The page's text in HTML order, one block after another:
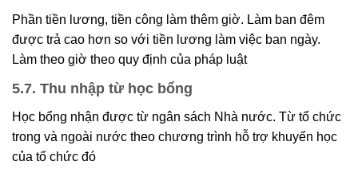
Phần tiền lương, tiền công làm thêm giờ. Làm ban đêm
được trả cao hơn so với tiền lương làm việc ban ngày.
Làm theo giờ theo quy định của pháp luật
5.7. Thu nhập từ học bổng
Học bổng nhận được từ ngân sách Nhà nước. Từ tổ chức
trong và ngoài nước theo chương trình hỗ trợ khuyến học
của tổ chức đó